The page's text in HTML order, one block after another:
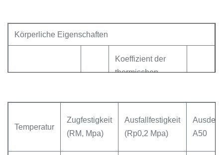
Körperliche Eigenschaften
Koeffizient der
thermischen
Elektrische
IACS% ((20°C)
99
Wärmeleitfähigkeit
390
Temperatur
Zugfestigkeit
(RM, Mpa)
Ausfallfestigkeit
(Rp0,2 Mpa)
A50